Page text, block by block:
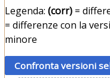
Legenda: (corr)=
= differenze con la
minore